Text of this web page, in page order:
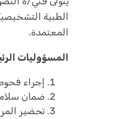
الطبية
المعتمدة.
المسؤوليات
إجراء
ضمان
تحضير